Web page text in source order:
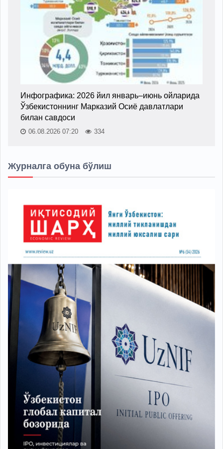
Инфографика: 2026 йил январь–июнь ойларида
Ўзбекистоннинг Марказий Осиё давлатлари
билан савдоси
06.08.2026 07:20 334
Журналга обуна бўлиш